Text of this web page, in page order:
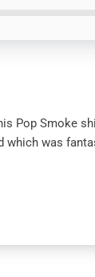
Pop Smoke
which was